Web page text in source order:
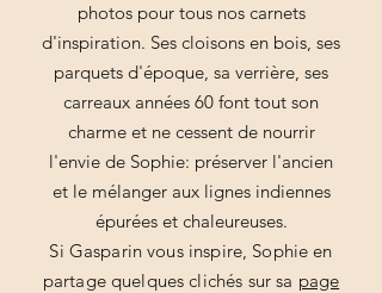
photos pour tous nos carnets
d'inspiration. Ses cloisons en bois, ses
parquets d'époque, sa verrière, ses
carreaux années 60 font tout son
charme et ne cessent de nourrir
l'envie de Sophie: préserver l'ancien
et le mélanger aux lignes indiennes
épurées et chaleureuses.
Si Gasparin vous inspire, Sophie en
partage quelques clichés sur sa page